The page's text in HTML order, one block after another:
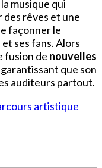
musique qui
des rêves et une
façonner le
ses fans. Alors
fusion de nouvelles
que son
auditeurs partout.
artistique